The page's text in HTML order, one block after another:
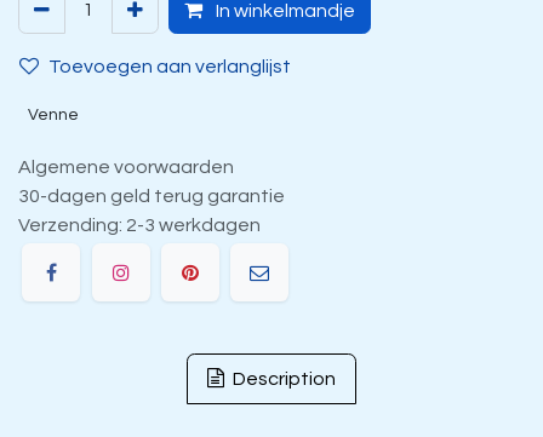
In winkelmandje
Toevoegen aan verlanglijst
Venne
Algemene voorwaarden
30-dagen geld terug garantie
Verzending: 2-3 werkdagen
Description